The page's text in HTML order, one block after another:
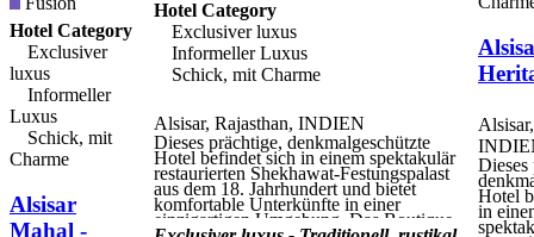
Hotel Category
Exclusiver
luxus
Informeller
Luxus
Schick, mit
Charme
Alsisar
Mahal -
Hotel Category
Exclusiver luxus
Informeller Luxus
Schick, mit Charme
Alsisar, Rajasthan, INDIEN
Dieses prächtige, denkmalgeschützte
Hotel befindet sich in einem spektakulär
restaurierten Shekhawat-Festungspalast
aus dem 18. Jahrhundert und bietet
komfortable Unterkünfte in einer
einzigartigen Umgebung. Das Boutique-
Dieses
Hotel
in